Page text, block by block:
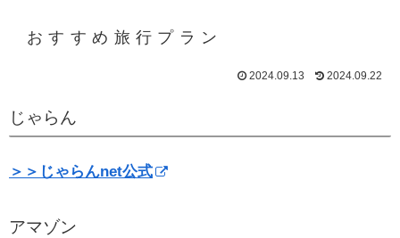
おすすめ旅行プラン
2024.09.13 2024.09.22
じゃらん
＞＞じゃらんnet公式
アマゾン